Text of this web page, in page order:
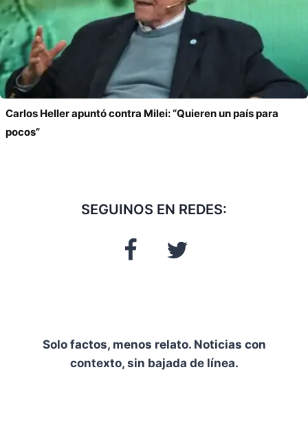
Carlos Heller apuntó contra Milei: “Quieren un país para
pocos”
SEGUINOS EN REDES:
Solo factos, menos relato. Noticias con
contexto, sin bajada de línea.